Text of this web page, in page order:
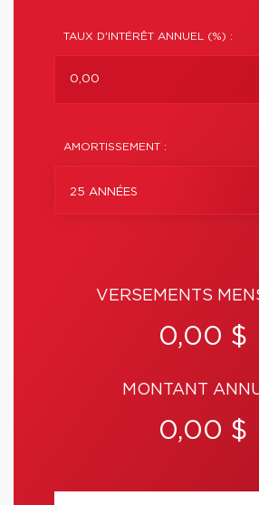
TAUX D'INTÉRÊT ANNUEL (%) :
AMORTISSEMENT :
25 ANNÉES
VERSEMENTS
0,00 $
MONTANT
0,00 $